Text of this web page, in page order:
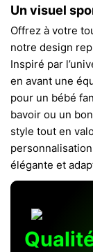
Un visuel
Offrez à votre
notre design
Inspiré par
en avant une
pour un bébé
bavoir ou un
style tout en
élégante et